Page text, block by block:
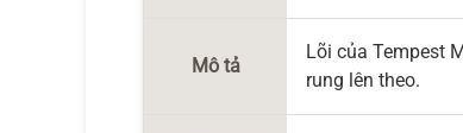
Mô tả
Lõi của Tempest
rung lên theo.